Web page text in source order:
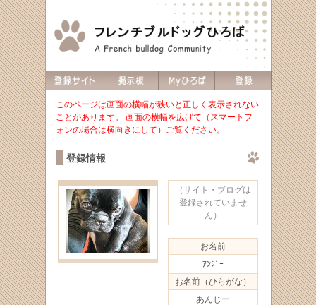
このページは画面の横幅が狭いと正しく表示されない
ことがあります。 画面の横幅を広げて（スマートフ
ォンの場合は横向きにして）ご覧ください。
登録情報
（サイト・ブログは
登録されていませ
ん）
お名前
ｱﾝｼﾞｰ
お名前（ひらがな）
あんじー